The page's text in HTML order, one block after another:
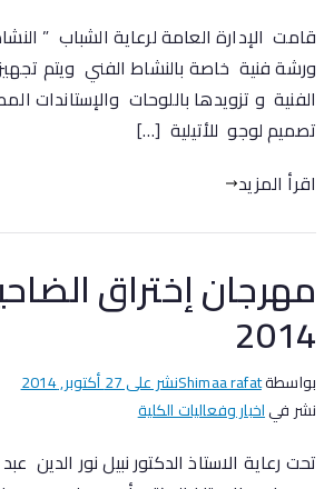
قامت الإدارة العامة لرعاية الشباب ”
ورشة فنية خاصة بالنشاط الفني ويتم
الفنية و تزويدها باللوحات والإستاندات
تصميم لوجو للأتيلية […]
اقرأ المزيد
مهرجان إختراق
2014
بواسطةShimaa rafatنشر على27 أكتوبر, 2014
نشر فياخبار وفعاليات الكلية
تحت رعاية الاستاذ الدكتور نبيل نور الدين